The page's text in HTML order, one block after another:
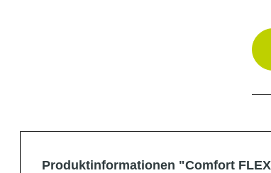
Produktinformationen "Comfort